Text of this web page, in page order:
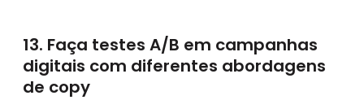
13. Faça testes A/B em campanhas
digitais com diferentes abordagens
de copy